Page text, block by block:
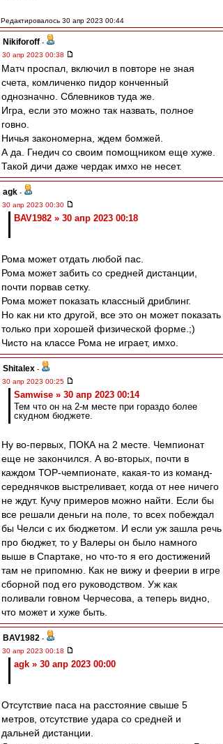
Редактировалось 30 апр 2023 00:44
Nikiforoff -
30 апр 2023 00:38
Матч проспал, включил в повторе не зная
счета, комличенко пидор конченный
однозначно. Сблевников туда же.
Игра, если это можно так назвать, полное
говно.
Ничья закономерна, ждем бомжей.
А да. Гнедич со своим помощником еще хуже.
Такой дичи даже чердак имхо не несет.
agk -
30 апр 2023 00:30
BAV1982 » 30 апр 2023 00:18
Рома может отдать любой пас.
Рома может забить со средней дистанции,
почти порвав сетку.
Рома может показать классный дриблинг.
Но как ни кто другой, все это он может показать
только при хорошей физической форме.;)
Чисто на классе Рома не играет, имхо.
Shitalex -
30 апр 2023 00:25
Samwise » 30 апр 2023 00:14
Тем что он на 2-м месте при гораздо более
скудном бюджете.
Ну во-первых, ПОКА на 2 месте. Чемпионат
еще не закончился. А во-вторых, почти в
каждом ТОР-чемпионате, какая-то из команд-
середнячков выстреливает, когда от нее ничего
не ждут. Кучу примеров можно найти. Если бы
все решали деньги на поле, то всех побеждал
бы Челси с их бюджетом. И если уж зашла речь
про бюджет, то у Валеры он было намного
выше в Спартаке, но что-то я его достижений
там не припомню. Как не вижу и феерии в игре
сборной под его руководством. Уж как
поливали говном Черчесова, а теперь видно,
что может и хуже быть.
BAV1982 -
30 апр 2023 00:18
agk » 30 апр 2023 00:00
Отсутствие паса на расстояние свыше 5
метров, отсутствие удара со средней и
дальней дистанции.